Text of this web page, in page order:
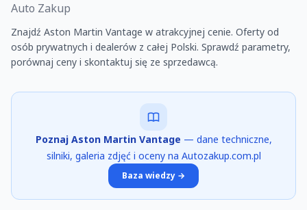
Auto Zakup
Znajdź Aston Martin Vantage w atrakcyjnej cenie. Oferty od
osób prywatnych i dealerów z całej Polski. Sprawdź parametry,
porównaj ceny i skontaktuj się ze sprzedawcą.
Poznaj Aston Martin Vantage — dane techniczne,
silniki, galeria zdjęć i oceny na Autozakup.com.pl
Baza wiedzy →